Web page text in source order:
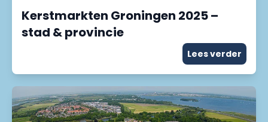
Kerstmarkten Groningen 2025 –
stad & provincie
Lees verder